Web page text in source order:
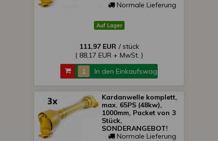
Normale Lieferung
Auf Lager
111,97 EUR / stück
( 88,17 EUR + MwSt. )
In den Einkaufswagen
Kardanwelle komplett,
max. 65PS (48kw),
1000mm, Packet von 3
Stück,
SONDERANGEBOT!
Normale Lieferung